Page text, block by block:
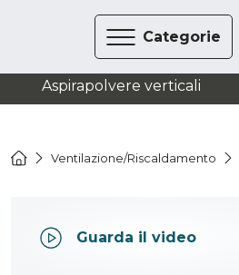
Categorie
Aspirapolvere verticali
Ventilazione/Riscaldamento
Guarda il video